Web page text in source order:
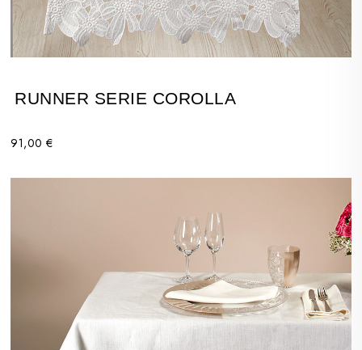
RUNNER SERIE COROLLA
91,00 €